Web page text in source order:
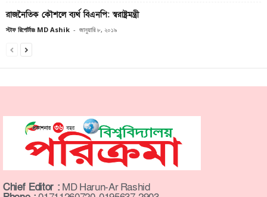
রাজনৈতিক কৌশলে ব্যর্থ বিএনপি: স্বরাষ্ট্রমন্ত্রী
স্টাফ রিপোর্টারঃ MD Ashik - জানুয়ারি ৮, ২০১৯
Chief Editor : MD Harun-Ar Rashid